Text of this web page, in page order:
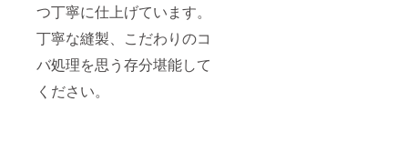
つ丁寧に仕上げています。
丁寧な縫製、こだわりのコ
バ処理を思う存分堪能して
ください。